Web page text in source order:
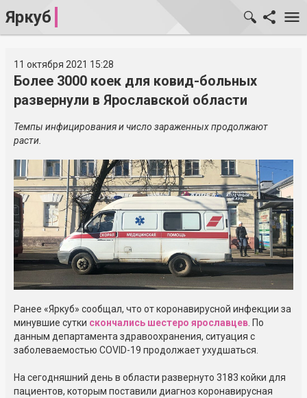
Яркуб
11 октября 2021 15:28
Более 3000 коек для ковид-больных
развернули в Ярославской области
Темпы инфицирования и число зараженных продолжают
расти.
Ранее «Яркуб» сообщал, что от коронавирусной инфекции за
минувшие сутки скончались шестеро ярославцев. По
данным департамента здравоохранения, ситуация с
заболеваемостью COVID-19 продолжает ухудшаться.
На сегодняшний день в области развернуто 3183 койки для
пациентов, которым поставили диагноз коронавирусная